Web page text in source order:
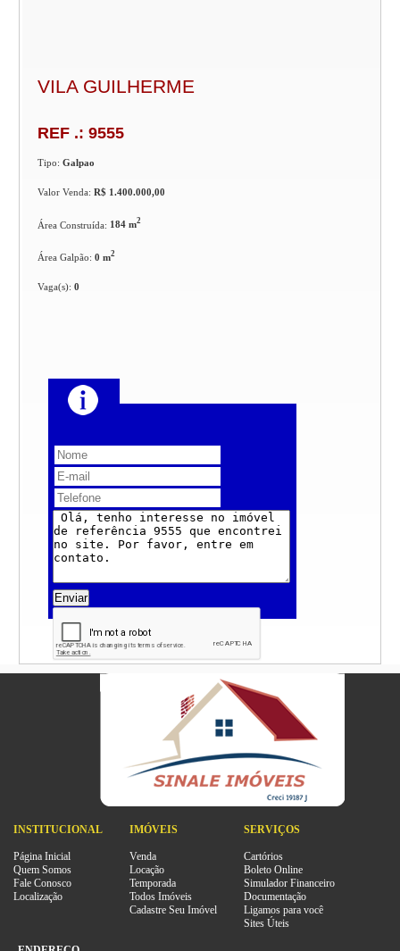
VILA GUILHERME
REF .: 9555
Tipo:Galpao
Valor Venda:R$ 1.400.000,00
Área Construída: 184 m2
Área Galpão:0 m2
Vaga(s):0
Enviar
INSTITUCIONAL
Página Inicial
Quem Somos
Fale Conosco
Localização
IMÓVEIS
Venda
Locação
Temporada
Todos Imóveis
Cadastre Seu Imóvel
SERVIÇOS
Cartórios
Boleto Online
Simulador Financeiro
Documentação
Ligamos para você
Sites Úteis